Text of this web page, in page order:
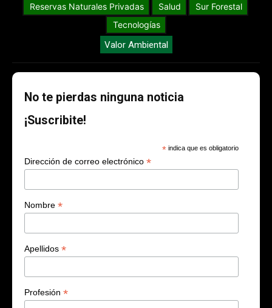
Reservas Naturales Privadas
Salud
Sur Forestal
Tecnologías
Valor Ambiental
No te pierdas ninguna noticia
¡Suscribite!
* indica que es obligatorio
Dirección de correo electrónico *
Nombre *
Apellidos *
Profesión *